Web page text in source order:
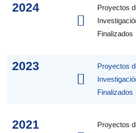
2024
Proyectos
Finalizados
2023
Proyectos
Finalizados
2021
Proyectos